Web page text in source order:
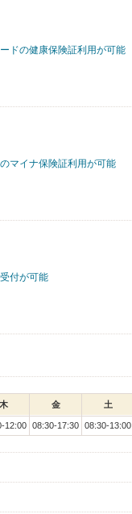
ドの健康保険証利用が可能
マイナ保険証利用が可能
付が可能
木 金 土
12:00 08:30-17:30 08:30-13:00